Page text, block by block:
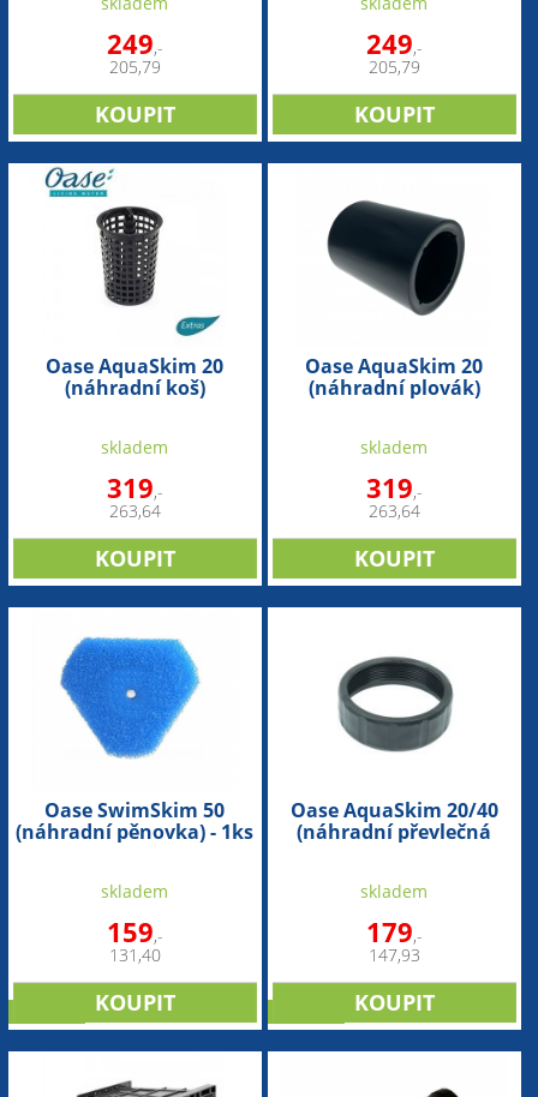
249,-
205,79
249,-
205,79
Oase AquaSkim 20
(náhradní koš)
skladem
319,-
263,64
Oase AquaSkim 20
(náhradní plovák)
skladem
319,-
263,64
Oase SwimSkim 50
(náhradní pěnovka) - 1ks
skladem
159,-
131,40
Oase AquaSkim 20/40
(náhradní převlečná
skladem
179,-
147,93